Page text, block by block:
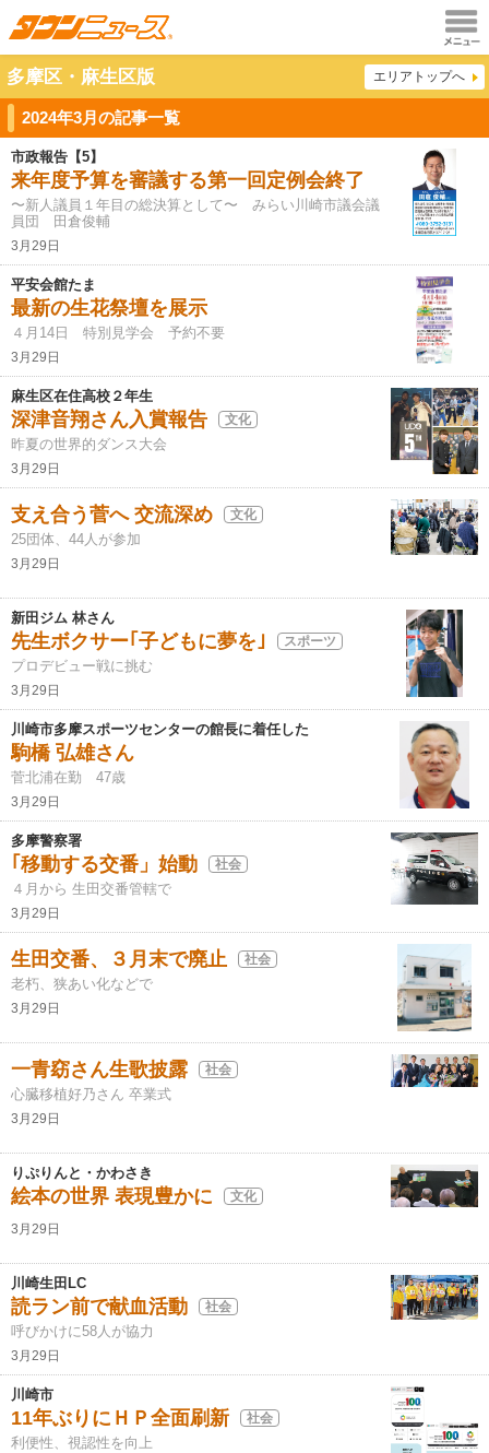
メニュ
ー
多摩区・麻生区版 エリアトップへ
2024年3月の記事一覧
市政報告【5】
来年度予算を審議する第一回定例会終了
〜新人議員１年目の総決算として〜 みらい川崎市議会議
員団 田倉俊輔
3月29日
平安会館たま
最新の生花祭壇を展示
４月14日 特別見学会 予約不要
3月29日
麻生区在住高校２年生
深津音翔さん入賞報告 文化
昨夏の世界的ダンス大会
3月29日
支え合う菅へ 交流深め 文化
25団体、44人が参加
3月29日
新田ジム 林さん
先生ボクサー｢子どもに夢を｣ スポーツ
プロデビュー戦に挑む
3月29日
川崎市多摩スポーツセンターの館長に着任した
駒橋 弘雄さん
菅北浦在勤 47歳
3月29日
多摩警察署
｢移動する交番」始動 社会
４月から 生田交番管轄で
3月29日
生田交番、３月末で廃止 社会
老朽、狭あい化などで
3月29日
一青窈さん生歌披露 社会
心臓移植好乃さん 卒業式
3月29日
りぷりんと・かわさき
絵本の世界 表現豊かに 文化
3月29日
川崎生田LC
読ラン前で献血活動 社会
呼びかけに58人が協力
3月29日
川崎市
11年ぶりにＨＰ全面刷新 社会
利便性、視認性を向上